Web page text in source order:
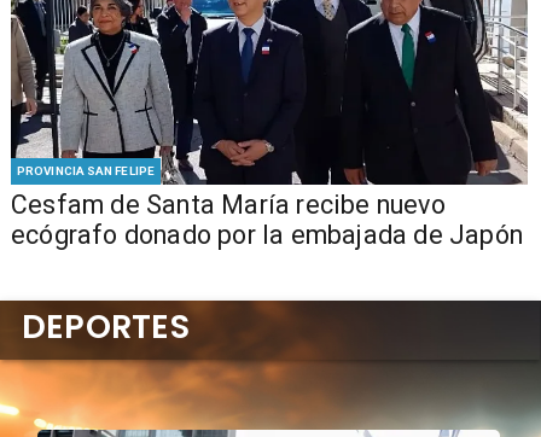
PROVINCIA SAN FELIPE
Cesfam de Santa María recibe nuevo
ecógrafo donado por la embajada de Japón
DEPORTES